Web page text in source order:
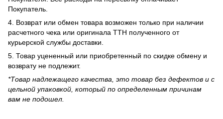
Покупатель.
4. Возврат или обмен товара возможен только при наличии
расчетного чека или оригинала ТТН полученного от
курьерской службы доставки.
5. Товар уцененный или приобретенный по скидке обмену и
возврату не подлежит.
*Товар надлежащего качества, это товар без дефектов и с
цельной упаковкой, который по определенным причинам
вам не подошел.